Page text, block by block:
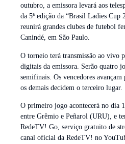
outubro, a emissora levará aos
da 5ª edição da “Brasil Ladies Cup
reunirá grandes clubes de futebol
Canindé, em São Paulo.
O torneio terá transmissão ao vivo
digitais da emissora. Serão quatro
semifinais. Os vencedores
os demais decidem o terceiro lugar.
O primeiro jogo acontecerá no dia
entre Grêmio e Peñarol (URU), e
RedeTV! Go, serviço gratuito de
canal oficial da RedeTV! no